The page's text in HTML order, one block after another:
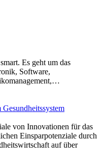
Es geht um das
Software,
von Innovationen für das
Einsparpotenziale durch
auf über